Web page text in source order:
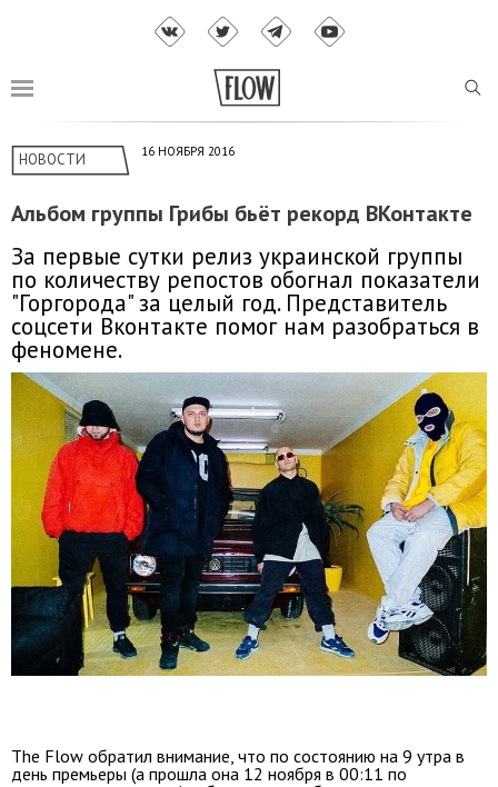
НОВОСТИ 16 НОЯБРЯ 2016
Альбом группы Грибы бьёт рекорд ВКонтакте
За первые сутки релиз украинской группы
по количеству репостов обогнал показатели
"Горгорода" за целый год. Представитель
соцсети Вконтакте помог нам разобраться в
феномене.
The Flow обратил внимание, что по состоянию на 9 утра в
день премьеры (а прошла она 12 ноября в 00:11 по